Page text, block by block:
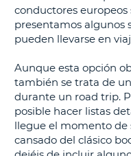
conductores europeos
presentamos algunos
pueden llevarse en
Aunque esta opción
también se trata de
durante un road trip.
posible hacer listas
llegue el momento de
cansado del clásico